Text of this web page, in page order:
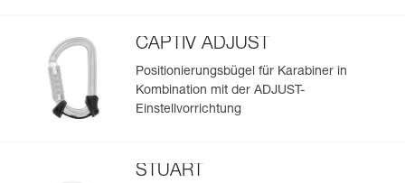
CAPTIV ADJUST
Positionierungsbügel für Karabiner in
Kombination mit der ADJUST-
Einstellvorrichtung
STUART